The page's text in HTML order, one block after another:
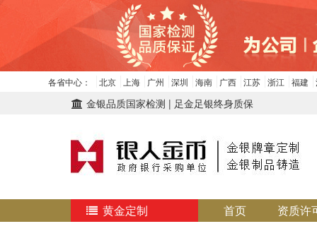
各省中心： 北京 上海 广州 深圳 海南 广西 江苏 浙江 福建
金银品质国家检测 | 足金足银终身质保
黄金定制 首页 资质许